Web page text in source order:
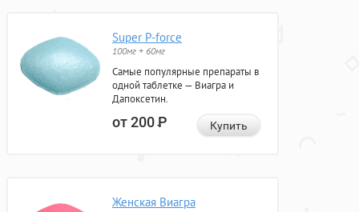
Super P-force
100мг + 60мг
Самые популярные препараты в
одной таблетке — Виагра и
Дапоксетин.
от 200Р Купить
Женская Виагра